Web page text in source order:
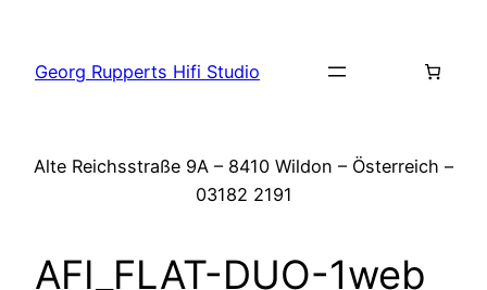
springen
Georg Rupperts Hifi Studio
Alte Reichsstraße 9A – 8410 Wildon – Österreich –
03182 2191
AFI_FLAT-DUO-1web